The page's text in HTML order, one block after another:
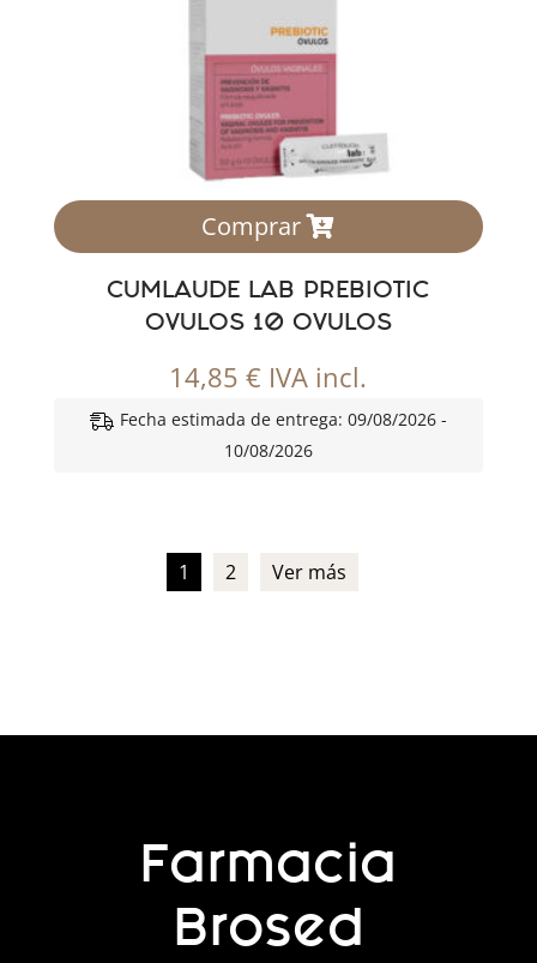
Comprar
CUMLAUDE LAB PREBIOTIC
OVULOS 10 OVULOS
14,85€ IVA incl.
Fecha estimada de entrega: 09/08/2026 -
10/08/2026
1 2 Ver más
Farmacia
Brosed